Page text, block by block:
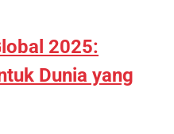
2025:
Dunia yang